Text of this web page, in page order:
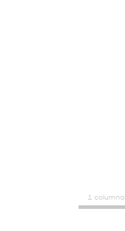
1 columna